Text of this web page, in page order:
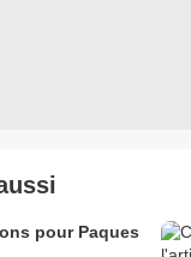
pour Paques